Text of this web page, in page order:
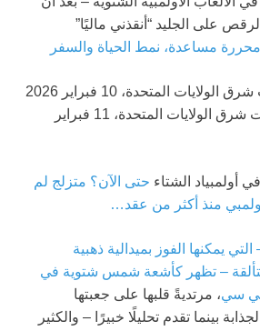
محررة مساعدة، نمط الحياة والسفر
03:08 بتوقيت شرق الولايات المتحدة، 11 فبراير
أولمبياد الشتاء حتى الآن؟ متزلج لم
منذ أكثر من عقد…
يمكنها الفوز بميدالية ذهبية
– تظهر كأشعة شمس شتوية في
سي، مرتديةً قلبها على جعبتها
بينما تقدم تحليلًا خبيرًا – والكثير